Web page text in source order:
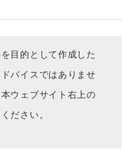
目的として作成した
バイスではありませ
ウェブサイト右上の
ださい。